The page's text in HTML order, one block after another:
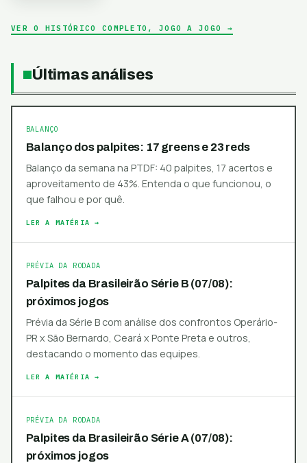
VER O HISTÓRICO COMPLETO, JOGO A JOGO →
Últimas análises
BALANÇO
Balanço dos palpites: 17 greens e 23 reds
Balanço da semana na PTDF: 40 palpites, 17 acertos e
aproveitamento de 43%. Entenda o que funcionou, o
que falhou e por quê.
LER A MATÉRIA →
PRÉVIA DA RODADA
Palpites da Brasileirão Série B (07/08):
próximos jogos
Prévia da Série B com análise dos confrontos Operário-
PR x São Bernardo, Ceará x Ponte Preta e outros,
destacando o momento das equipes.
LER A MATÉRIA →
PRÉVIA DA RODADA
Palpites da Brasileirão Série A (07/08):
próximos jogos